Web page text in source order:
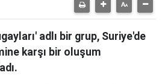
adlı bir grup, Suriye'de
karşı bir oluşum